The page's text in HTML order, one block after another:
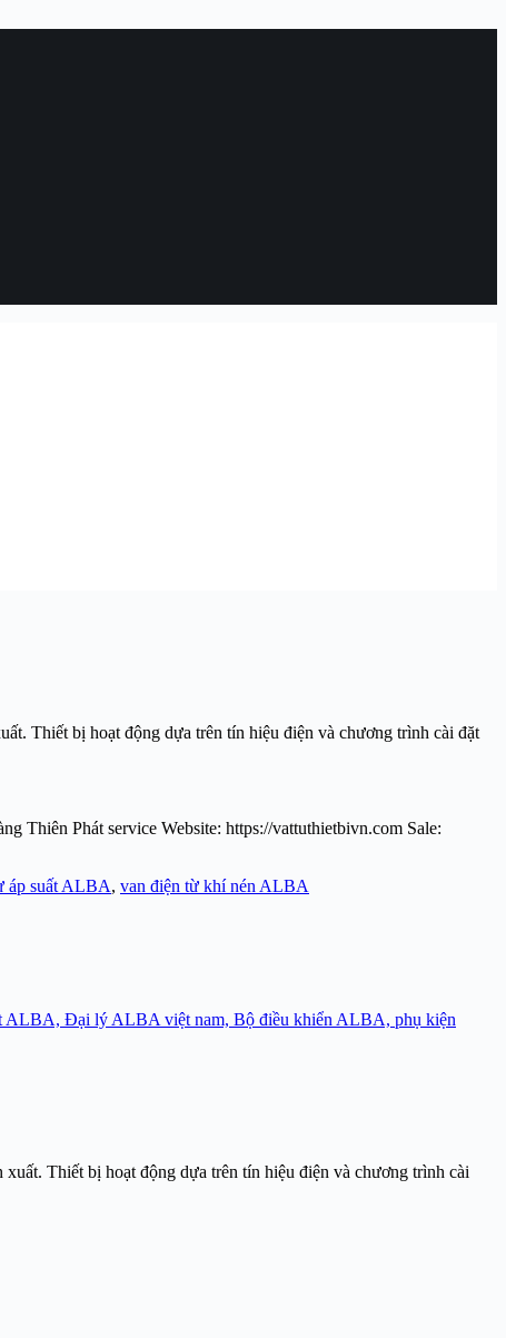
Thiết bị hoạt động dựa trên tín hiệu điện và chương trình cài đặt
Thiên Phát service Website: https://vattuthietbivn.com Sale:
áp suất ALBA, van điện từ khí nén ALBA
ALBA, Đại lý ALBA việt nam, Bộ điều khiển ALBA, phụ kiện
Thiết bị hoạt động dựa trên tín hiệu điện và chương trình cài